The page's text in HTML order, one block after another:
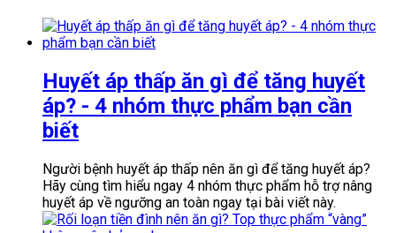
Huyết áp thấp ăn gì để tăng huyết
áp? - 4 nhóm thực phẩm bạn cần
biết
Người bệnh huyết áp thấp nên ăn gì để tăng huyết áp?
Hãy cùng tìm hiểu ngay 4 nhóm thực phẩm hỗ trợ nâng
huyết áp về ngưỡng an toàn ngay tại bài viết này.